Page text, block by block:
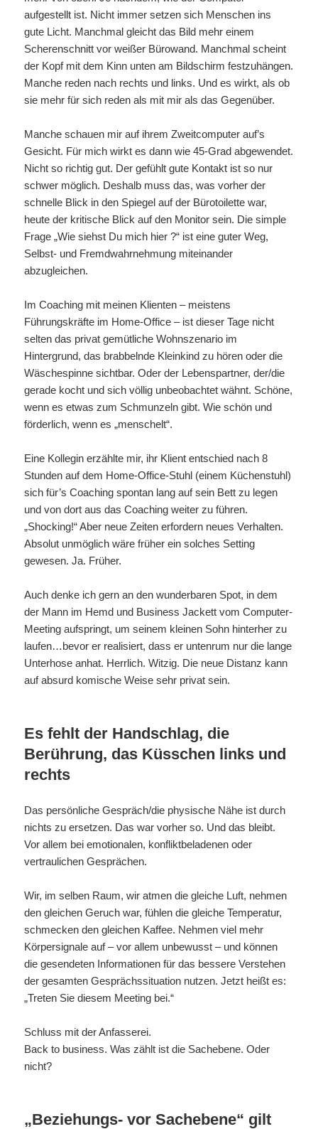
aufgestellt ist. Nicht immer setzen sich Menschen ins
gute Licht. Manchmal gleicht das Bild mehr einem
Scherenschnitt vor weißer Bürowand. Manchmal scheint
der Kopf mit dem Kinn unten am Bildschirm festzuhängen.
Manche reden nach rechts und links. Und es wirkt, als ob
sie mehr für sich reden als mit mir als das Gegenüber.
Manche schauen mir auf ihrem Zweitcomputer auf’s
Gesicht. Für mich wirkt es dann wie 45-Grad abgewendet.
Nicht so richtig gut. Der gefühlt gute Kontakt ist so nur
schwer möglich. Deshalb muss das, was vorher der
schnelle Blick in den Spiegel auf der Bürotoilette war,
heute der kritische Blick auf den Monitor sein. Die simple
Frage „Wie siehst Du mich hier ?“ ist eine guter Weg,
Selbst- und Fremdwahrnehmung miteinander
abzugleichen.
Im Coaching mit meinen Klienten – meistens
Führungskräfte im Home-Office – ist dieser Tage nicht
selten das privat gemütliche Wohnszenario im
Hintergrund, das brabbelnde Kleinkind zu hören oder die
Wäschespinne sichtbar. Oder der Lebenspartner, der/die
gerade kocht und sich völlig unbeobachtet wähnt. Schöne,
wenn es etwas zum Schmunzeln gibt. Wie schön und
förderlich, wenn es „menschelt“.
Eine Kollegin erzählte mir, ihr Klient entschied nach 8
Stunden auf dem Home-Office-Stuhl (einem Küchenstuhl)
sich für’s Coaching spontan lang auf sein Bett zu legen
und von dort aus das Coaching weiter zu führen.
„Shocking!“ Aber neue Zeiten erfordern neues Verhalten.
Absolut unmöglich wäre früher ein solches Setting
gewesen. Ja. Früher.
Auch denke ich gern an den wunderbaren Spot, in dem
der Mann im Hemd und Business Jackett vom Computer-
Meeting aufspringt, um seinem kleinen Sohn hinterher zu
laufen…bevor er realisiert, dass er untenrum nur die lange
Unterhose anhat. Herrlich. Witzig. Die neue Distanz kann
auf absurd komische Weise sehr privat sein.
Es fehlt der Handschlag, die
Berührung, das Küsschen links und
rechts
Das persönliche Gespräch/die physische Nähe ist durch
nichts zu ersetzen. Das war vorher so. Und das bleibt.
Vor allem bei emotionalen, konfliktbeladenen oder
vertraulichen Gesprächen.
Wir, im selben Raum, wir atmen die gleiche Luft, nehmen
den gleichen Geruch war, fühlen die gleiche Temperatur,
schmecken den gleichen Kaffee. Nehmen viel mehr
Körpersignale auf – vor allem unbewusst – und können
die gesendeten Informationen für das bessere Verstehen
der gesamten Gesprächssituation nutzen. Jetzt heißt es:
„Treten Sie diesem Meeting bei.“
Schluss mit der Anfasserei.
Back to business. Was zählt ist die Sachebene. Oder
nicht?
„Beziehungs- vor Sachebene“ gilt